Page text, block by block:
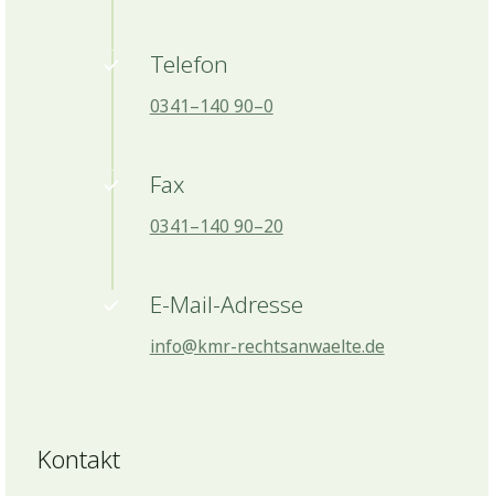
Kontakt
Telefon
0341–140 90–0
Fax
0341–140 90–20
E-Mail-Adresse
info@kmr-rechtsanwaelte.de